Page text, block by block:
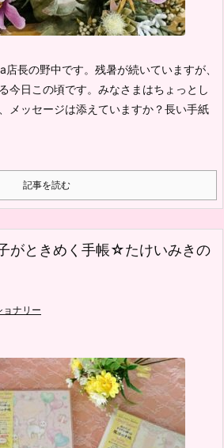
長の野中です。 残暑が続いていますが、
今日この頃です。 みなさまはちょっとし
メッセージは添えていますか？長い手紙
記事を読む
がときめく手帳☆たけいみきの
ョナリー